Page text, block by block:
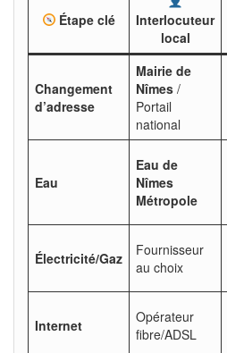
Étape clé
Interlocuteur
local
Changement
d’adresse
Mairie de
Nîmes /
Portail
national
Eau
Eau de
Nîmes
Métropole
Électricité/Gaz
Fournisseur
au choix
Internet
Opérateur
fibre/ADSL